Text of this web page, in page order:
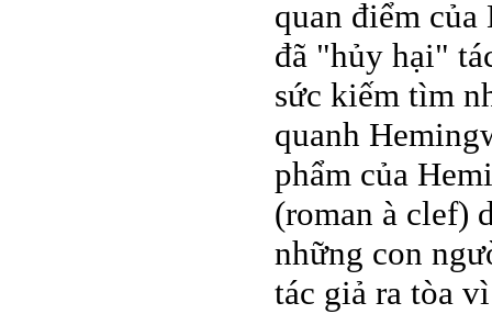
quan điểm
đã "hủy hại"
sức kiếm tìm
quanh
phẩm của
(roman à clef)
những con
tác giả ra tòa